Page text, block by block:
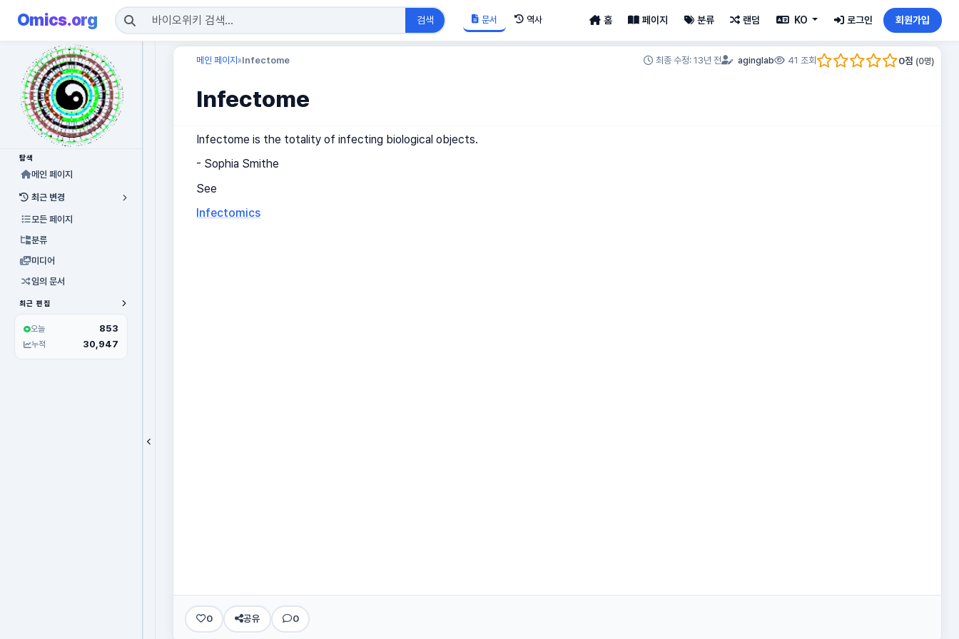
Omics.org 검색 문서 역사 홈 페이지 분류 랜덤 KO 로그인 회원가입
탐색
메인 페이지
최근 변경
모든 페이지
분류
미디어
임의 문서
최근 편집
오늘 853
누적 30,947
메인 페이지 »Infectome 최종 수정: 13년 전 aginglab 41 조회 0점 (0명)
Infectome
Infectome is the totality of infecting biological objects.
- Sophia Smithe
See
Infectomics
0 공유 0